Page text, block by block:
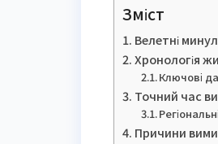
Зміст
Велетні
Хронологія
Ключові
Точний час
Причини